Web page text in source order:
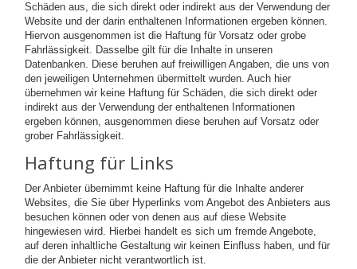
Schäden aus, die sich direkt oder indirekt aus der Verwendung der
Website und der darin enthaltenen Informationen ergeben können.
Hiervon ausgenommen ist die Haftung für Vorsatz oder grobe
Fahrlässigkeit. Dasselbe gilt für die Inhalte in unseren
Datenbanken. Diese beruhen auf freiwilligen Angaben, die uns von
den jeweiligen Unternehmen übermittelt wurden. Auch hier
übernehmen wir keine Haftung für Schäden, die sich direkt oder
indirekt aus der Verwendung der enthaltenen Informationen
ergeben können, ausgenommen diese beruhen auf Vorsatz oder
grober Fahrlässigkeit.
Haftung für Links
Der Anbieter übernimmt keine Haftung für die Inhalte anderer
Websites, die Sie über Hyperlinks vom Angebot des Anbieters aus
besuchen können oder von denen aus auf diese Website
hingewiesen wird. Hierbei handelt es sich um fremde Angebote,
auf deren inhaltliche Gestaltung wir keinen Einfluss haben, und für
die der Anbieter nicht verantwortlich ist.